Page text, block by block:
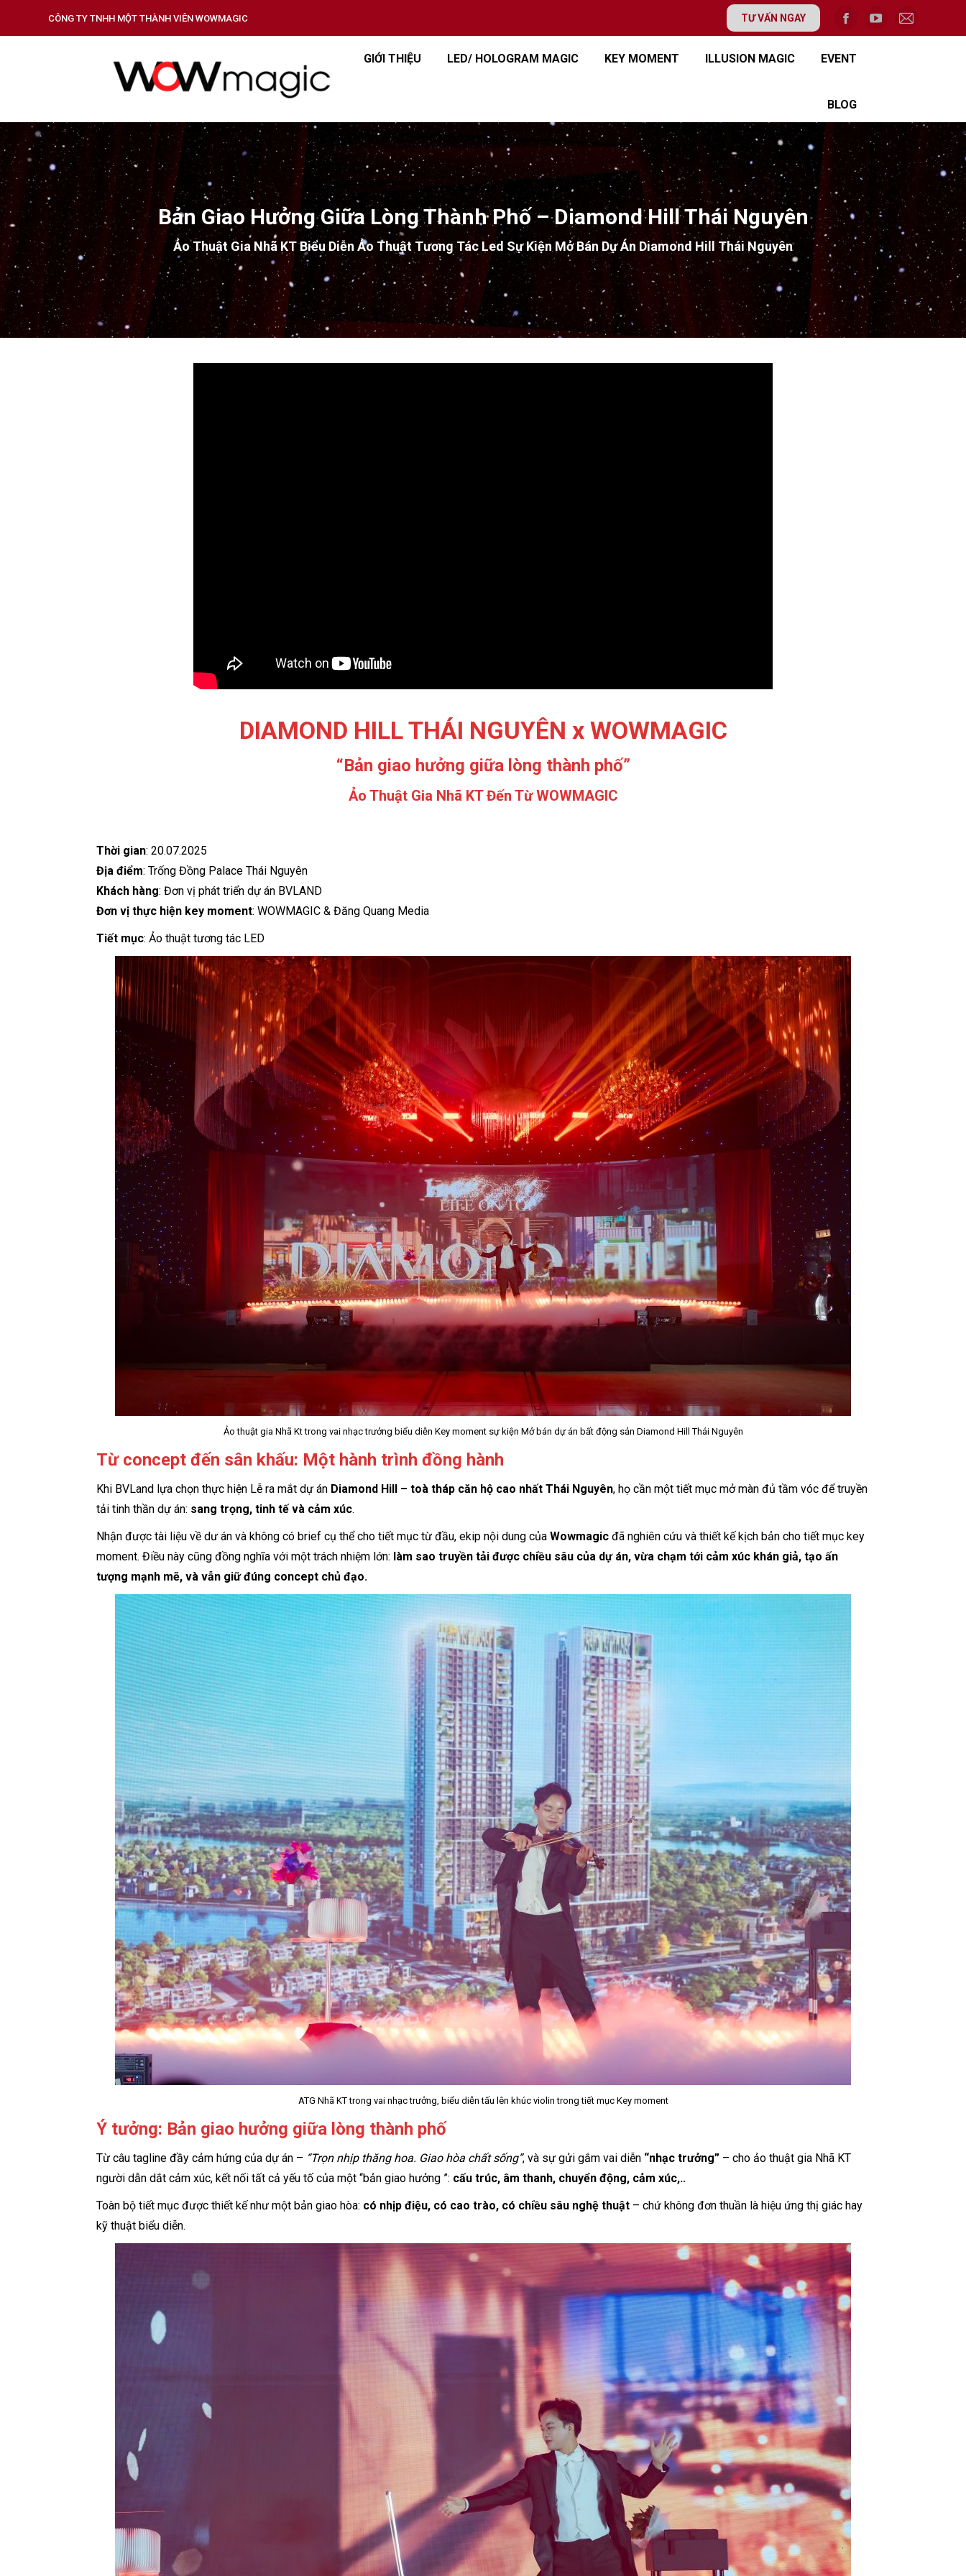
CÔNG TY TNHH MỘT THÀNH VIÊN WOWMAGIC TƯ VẤN NGAY
GIỚI THIỆU LED/ HOLOGRAM MAGIC KEY MOMENT ILLUSION MAGIC EVENT
BLOG
Bản Giao Hưởng Giữa Lòng Thành Phố – Diamond Hill Thái Nguyên
Ảo Thuật Gia Nhã KT Biểu Diễn Ảo Thuật Tương Tác Led Sự Kiện Mở Bán Dự Án Diamond Hill Thái Nguyên
DIAMOND HILL THÁI NGUYÊN x WOWMAGIC
“Bản giao hưởng giữa lòng thành phố”
Ảo Thuật Gia Nhã KT Đến Từ WOWMAGIC
Thời gian: 20.07.2025
Địa điểm: Trống Đồng Palace Thái Nguyên
Khách hàng: Đơn vị phát triển dự án BVLAND
Đơn vị thực hiện key moment: WOWMAGIC & Đăng Quang Media
Tiết mục: Ảo thuật tương tác LED
Ảo thuật gia Nhã Kt trong vai nhạc trưởng biểu diễn Key moment sự kiện Mở bán dự án bất động sản Diamond Hill Thái Nguyên
Từ concept đến sân khấu: Một hành trình đồng hành
Khi BVLand lựa chọn thực hiện Lễ ra mắt dự án Diamond Hill – toà tháp căn hộ cao nhất Thái Nguyên, họ cần một tiết mục mở màn đủ tầm vóc để truyền
tải tinh thần dự án: sang trọng, tinh tế và cảm xúc.
Nhận được tài liệu về dư án và không có brief cụ thể cho tiết mục từ đầu, ekip nội dung củaWowmagic đã nghiên cứu và thiết kế kịch bản cho tiết mục key
moment. Điều này cũng đồng nghĩa với một trách nhiệm lớn: làm sao truyền tải được chiều sâu của dự án, vừa chạm tới cảm xúc khán giả, tạo ấn
tượng mạnh mẽ, và vẫn giữ đúng concept chủ đạo.
ATG Nhã KT trong vai nhạc trưởng, biểu diễn tấu lên khúc violin trong tiết mục Key moment
Ý tưởng: Bản giao hưởng giữa lòng thành phố
Từ câu tagline đầy cảm hứng của dự án – “Trọn nhịp thăng hoa. Giao hòa chất sống”, và sự gửi gắm vai diễn “nhạc trưởng” – cho ảo thuật gia Nhã KT
người dẫn dắt cảm xúc, kết nối tất cả yếu tố của một “bản giao hưởng ”: cấu trúc, âm thanh, chuyển động, cảm xúc,..
Toàn bộ tiết mục được thiết kế như một bản giao hòa: có nhịp điệu, có cao trào, có chiều sâu nghệ thuật – chứ không đơn thuần là hiệu ứng thị giác hay
kỹ thuật biểu diễn.